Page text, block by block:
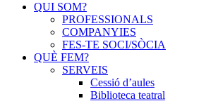
QUI SOM?
PROFESSIONALS
COMPANYIES
FES-TE SOCI/SÒCIA
QUÈ FEM?
SERVEIS
Cessió d’aules
Biblioteca teatral